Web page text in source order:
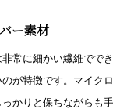
ー素材
非常に細かい繊維でで
が特徴です。マイク
かりと保ちながらも